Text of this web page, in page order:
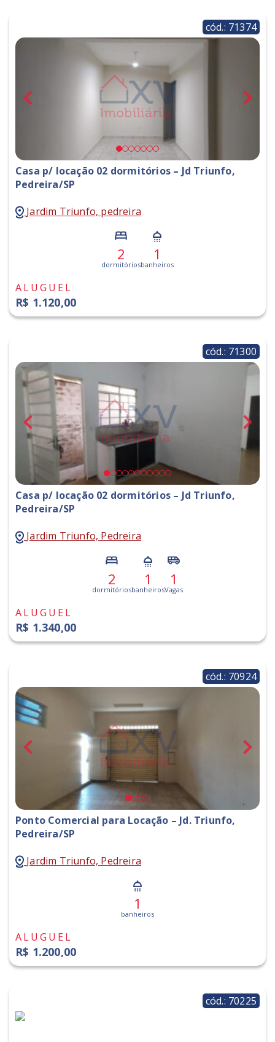
cód.: 71374
Casa p/ locação 02 dormitórios – Jd Triunfo,
Pedreira/SP
Jardim Triunfo, pedreira
2
dormitórios
1
banheiros
ALUGUEL
R$ 1.120,00
cód.: 71300
Casa p/ locação 02 dormitórios – Jd Triunfo,
Pedreira/SP
Jardim Triunfo, Pedreira
2
dormitórios
1
banheiros
1
Vagas
ALUGUEL
R$ 1.340,00
cód.: 70924
Ponto Comercial para Locação – Jd. Triunfo,
Pedreira/SP
Jardim Triunfo, Pedreira
1
banheiros
ALUGUEL
R$ 1.200,00
cód.: 70225